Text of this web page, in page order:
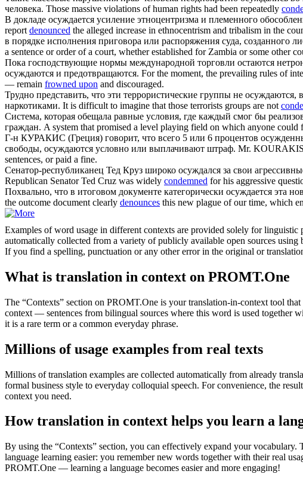
человека. Those massive violations of human rights had been repeatedly
В докладе осуждается усиление этноцентризма и племенного
report denounced the alleged increase in ethnocentrism and tribalism in the
в порядке исполнения приговора или распоряжения суда, созданного
a sentence or order of a court, whether established for Zambia or some other
Пока господствующие нормы международной торговли остаются
осуждаются и предотвращаются. For the moment, the prevailing rules of
— remain frowned upon and discouraged.
Трудно представить, что эти террористические группы не осуждаются,
наркотиками. It is difficult to imagine that those terrorists groups are not
Система, которая обещала равные условия, где каждый смог бы
граждан. A system that promised a level playing field on which anyone
Г-н КУРАКИС (Греция) говорит, что всего 5 или 6 процентов
свободы, осуждаются условно или выплачивают штраф. Mr. KOURAKIS
sentences, or paid a fine.
Сенатор-республиканец Тед Круз широко осуждался за свои
Republican Senator Ted Cruz was widely condemned for his aggressive
Похвально, что в итоговом документе категорически осуждается эта
the outcome document clearly denounces this new plague of our time, which
Examples of word usage in different contexts are provided solely for linguistic
automatically collected from a variety of publicly available open sources using
If you find a spelling, punctuation or any other error in the original or
What is translation in context on PROMT.One
The “Contexts” section on PROMT.One is your translation-in-context tool
context — sentences from bilingual sources where this word is used together
it is a rare term or a common everyday phrase.
Millions of usage examples from real texts
Millions of translation examples are collected automatically from already
formal business style to everyday colloquial speech. For convenience, the
context you need.
How translation in context helps you learn a
By using the “Contexts” section, you can effectively expand your
language learning easier: you remember new words together with their real
PROMT.One — learning a language becomes easier and more engaging!